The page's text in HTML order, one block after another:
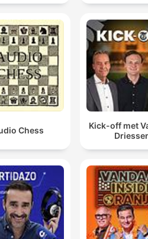
Chess
Kick-off met